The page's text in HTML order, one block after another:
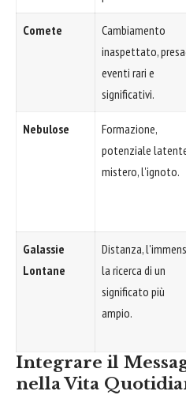
Comete
Cambiamento
inaspettato,
eventi rari e
significativi.
Nebulose
Formazione,
potenziale
mistero, l'ignoto.
Galassie
Lontane
Distanza,
la ricerca di un
significato più
ampio.
Integrare il
nella Vita